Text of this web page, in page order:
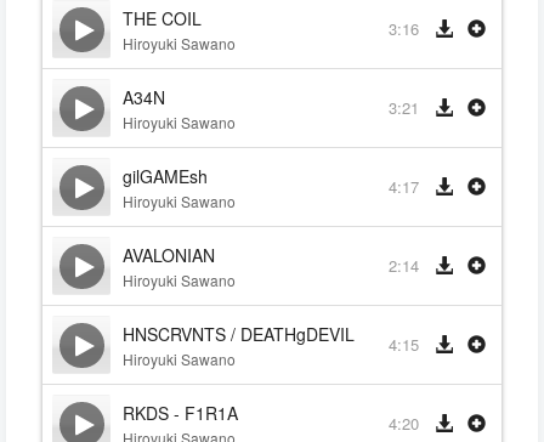
THE COIL
Hiroyuki Sawano
3:16
A34N
Hiroyuki Sawano
3:21
gilGAMEsh
Hiroyuki Sawano
4:17
AVALONIAN
Hiroyuki Sawano
2:14
HNSCRVNTS / DEATHgDEVIL
Hiroyuki Sawano
4:15
RKDS - F1R1A
Hiroyuki Sawano
4:20